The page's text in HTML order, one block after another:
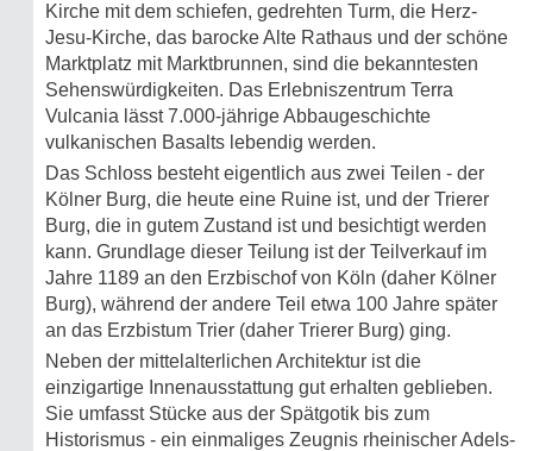
Kirche mit dem schiefen, gedrehten Turm, die Herz-
Jesu-Kirche, das barocke Alte Rathaus und der schöne
Marktplatz mit Marktbrunnen, sind die bekanntesten
Sehenswürdigkeiten. Das Erlebniszentrum Terra
Vulcania lässt 7.000-jährige Abbaugeschichte
vulkanischen Basalts lebendig werden.
Das Schloss besteht eigentlich aus zwei Teilen - der
Kölner Burg, die heute eine Ruine ist, und der Trierer
Burg, die in gutem Zustand ist und besichtigt werden
kann. Grundlage dieser Teilung ist der Teilverkauf im
Jahre 1189 an den Erzbischof von Köln (daher Kölner
Burg), während der andere Teil etwa 100 Jahre später
an das Erzbistum Trier (daher Trierer Burg) ging.
Neben der mittelalterlichen Architektur ist die
einzigartige Innenausstattung gut erhalten geblieben.
Sie umfasst Stücke aus der Spätgotik bis zum
Historismus - ein einmaliges Zeugnis rheinischer Adels-